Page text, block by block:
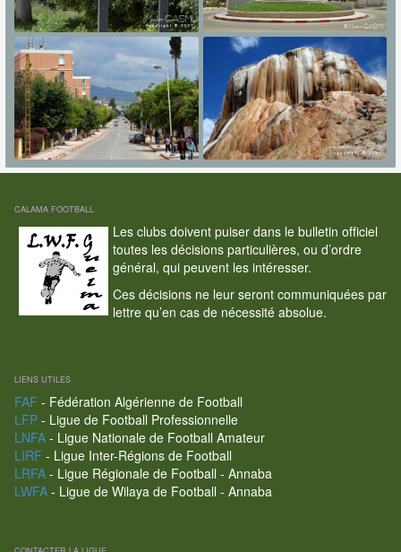
CALAMA FOOTBALL
Les clubs doivent puiser dans le bulletin officiel
toutes les décisions particulières, ou d’ordre
général, qui peuvent les intéresser.
Ces décisions ne leur seront communiquées par
lettre qu’en cas de nécessité absolue.
LIENS UTILES
FAF - Fédération Algérienne de Football
LFP- Ligue de Football Professionnelle
LNFA- Ligue Nationale de Football Amateur
LIRF - Ligue Inter-Régions de Football
LRFA- Ligue Régionale de Football - Annaba
LWFA- Ligue de Wilaya de Football - Annaba